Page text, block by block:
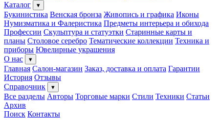
Каталог
▾
Букинистика Венская бронза Живопись и графика Иконы
Нумизматика и Фалеристика Предметы интерьера и обихода
Профессии Скульптура и статуэтки Старинные карты и
планы Столовое серебро Тематические коллекции Техника и
приборы Ювелирные украшения
О нас
▾
Главная Салон-магазин Заказ, доставка и оплата Гарантии
История Отзывы
Справочник
▾
Все разделы Авторы Торговые марки Стили Техники Статьи
Архив
Поиск Контакты